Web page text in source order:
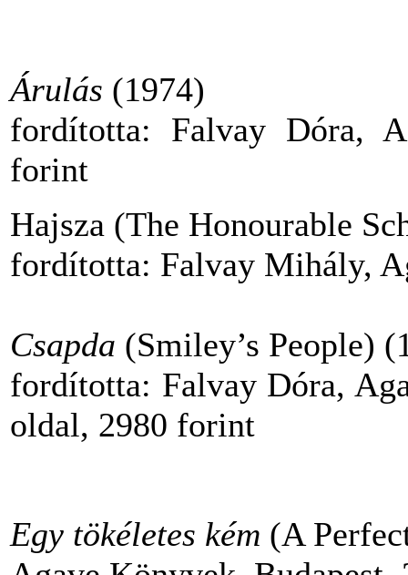
Árulás (1974)
fordította: Falvay Dóra,
forint
Hajsza (The Honourable
fordította: Falvay Mihály,
Csapda (Smiley’s People)
fordította: Falvay Dóra,
oldal, 2980 forint
Egy tökéletes kém (A